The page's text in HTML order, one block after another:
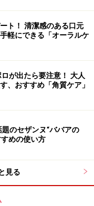
ト！ 清潔感のある口元
軽にできる「オーラルケ
が出たら要注意！ 大人
、おすすめ「角質ケア」
のセザンヌ“ババアの
めの使い方
見る